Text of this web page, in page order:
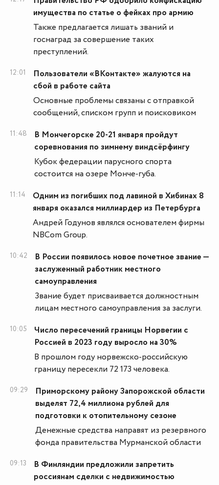
имущества по статье о фейках про армию
Также предлагается лишать званий и
госнаград за совершение таких
преступлений.
12:01
Пользователи «ВКонтакте» жалуются на
сбой в работе сайта
Основные проблемы связаны с отправкой
сообщений, списком групп и поисковиком
11:48
В Мончегорске 20-21 января пройдут
соревнования по зимнему виндсёрфингу
Кубок федерации парусного спорта
состоится на озере Монче-губа.
11:14
Одним из погибших под лавиной в Хибинах 8
января оказался миллиардер из Петербурга
Андрей Годунов являлся основателем фирмы
NBCom Group.
10:42
В России появилось новое почетное звание —
заслуженный работник местного
самоуправления
Звание будет присваивается должностным
лицам местного самоуправления за заслуги.
10:05
Число пересечений границы Норвегии с
Россией в 2023 году выросло на 30%
В прошлом году норвежско-российскую
границу пересекли 72 173 человека.
09:29
Приморскому району Запорожской области
выделят 72,4 миллиона рублей для
подготовки к отопительному сезонe
Денежные средства направят из резервного
фонда правительства Мурманской области
09:13
В Финляндии предложили запретить
россиянам сделки с недвижимостью